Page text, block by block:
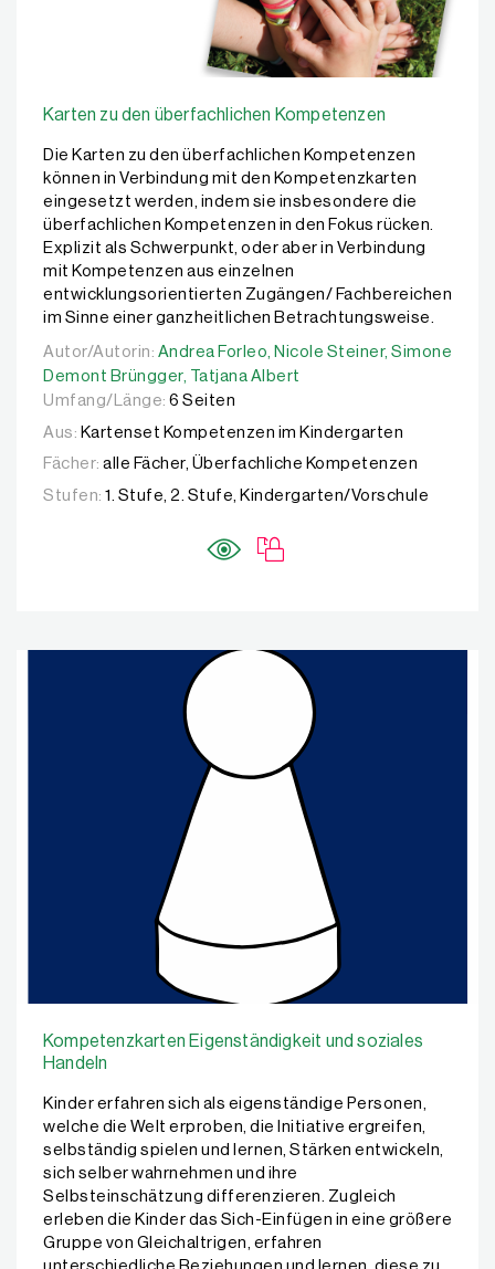
Karten zu den überfachlichen Kompetenzen
Die Karten zu den überfachlichen Kompetenzen
können in Verbindung mit den Kompetenzkarten
eingesetzt werden, indem sie insbesondere die
überfachlichen Kompetenzen in den Fokus rücken.
Explizit als Schwerpunkt, oder aber in Verbindung
mit Kompetenzen aus einzelnen
entwicklungsorientierten Zugängen/ Fachbereichen
im Sinne einer ganzheitlichen Betrachtungsweise.
Autor/Autorin: Andrea Forleo, Nicole Steiner, Simone
Autor/Autorin: Andrea Forleo, Nicole Steiner, Simone
Demont Brüngger,
Tatjana Albert
Umfang/Länge: 6 Seiten
Aus: Kartenset Kompetenzen im Kindergarten
Fächer: alle Fächer, Überfachliche Kompetenzen
Stufen: 1. Stufe, 2. Stufe, Kindergarten/Vorschule
Kompetenzkarten Eigenständigkeit und soziales
Handeln
Kinder erfahren sich als eigenständige Personen,
welche die Welt erproben, die Initiative ergreifen,
selbständig spielen und lernen, Stärken entwickeln,
sich selber wahrnehmen und ihre
Selbsteinschätzung differenzieren. Zugleich
erleben die Kinder das Sich-Einfügen in eine größere
Gruppe von Gleichaltrigen, erfahren